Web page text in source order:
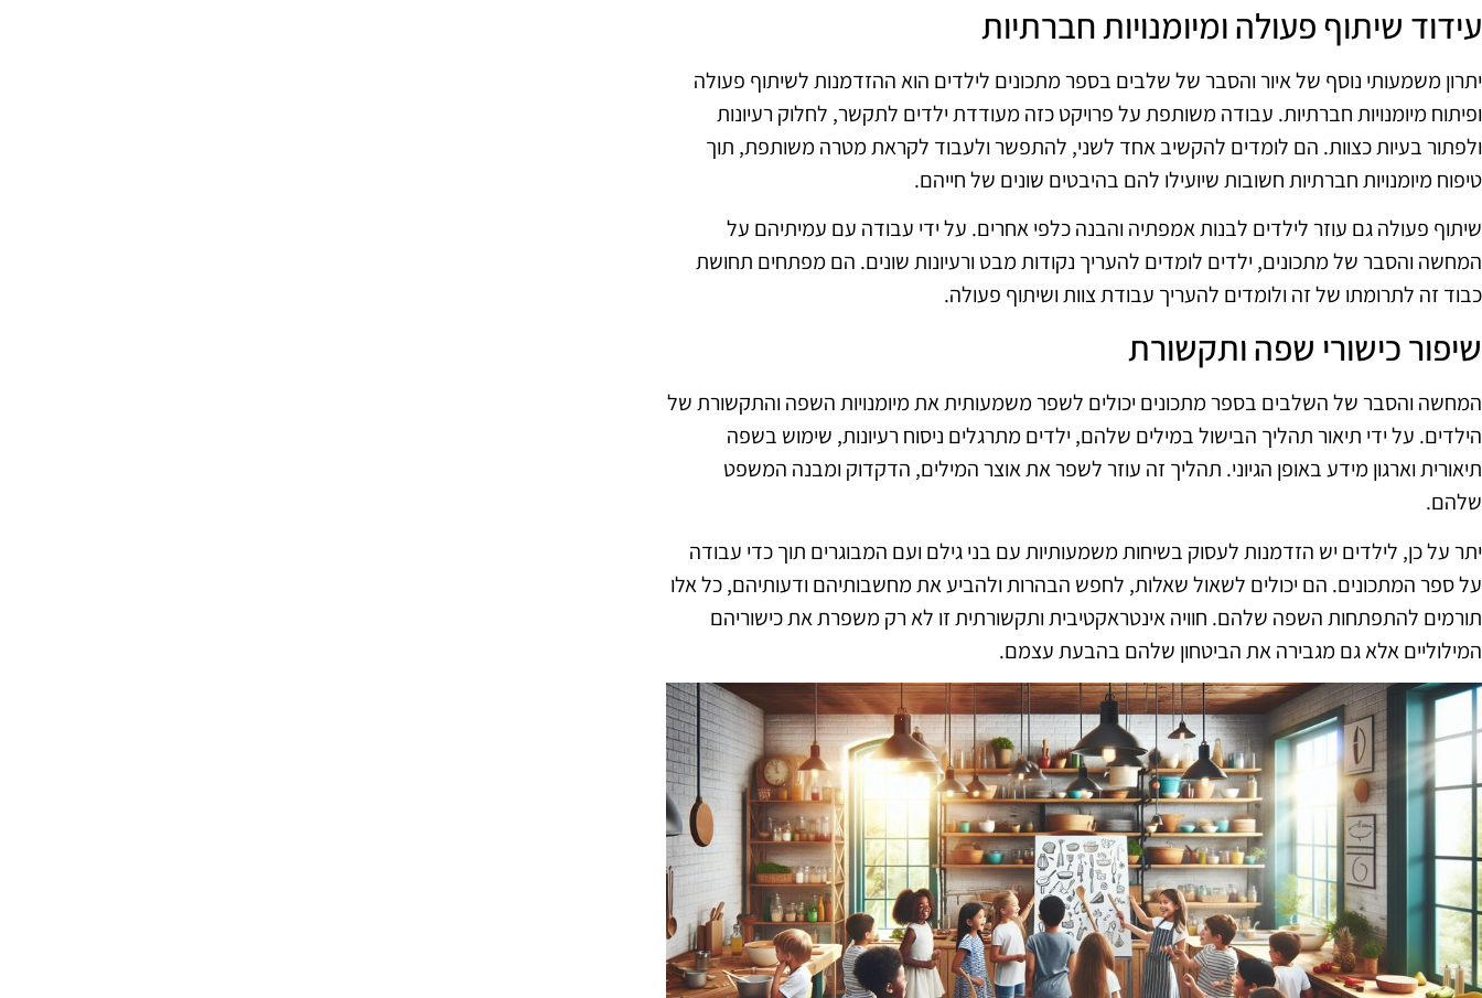
עידוד שיתוף פעולה ומיומנויות חברתיות
יתרון משמעותי נוסף של איור והסבר של שלבים בספר מתכונים לילדים הוא ההזדמנות לשיתוף פעולה
ופיתוח מיומנויות חברתיות. עבודה משותפת על פרויקט כזה מעודדת ילדים לתקשר, לחלוק רעיונות
ולפתור בעיות כצוות. הם לומדים להקשיב אחד לשני, להתפשר ולעבוד לקראת מטרה משותפת, תוך
טיפוח מיומנויות חברתיות חשובות שיועילו להם בהיבטים שונים של חייהם.
שיתוף פעולה גם עוזר לילדים לבנות אמפתיה והבנה כלפי אחרים. על ידי עבודה עם עמיתיהם על
המחשה והסבר של מתכונים, ילדים לומדים להעריך נקודות מבט ורעיונות שונים. הם מפתחים תחושת
כבוד זה לתרומתו של זה ולומדים להעריך עבודת צוות ושיתוף פעולה.
שיפור כישורי שפה ותקשורת
המחשה והסבר של השלבים בספר מתכונים יכולים לשפר משמעותית את מיומנויות השפה והתקשורת של
הילדים. על ידי תיאור תהליך הבישול במילים שלהם, ילדים מתרגלים ניסוח רעיונות, שימוש בשפה
תיאורית וארגון מידע באופן הגיוני. תהליך זה עוזר לשפר את אוצר המילים, הדקדוק ומבנה המשפט
שלהם.
יתר על כן, לילדים יש הזדמנות לעסוק בשיחות משמעותיות עם בני גילם ועם המבוגרים תוך כדי עבודה
על ספר המתכונים. הם יכולים לשאול שאלות, לחפש הבהרות ולהביע את מחשבותיהם ודעותיהם, כל אלו
תורמים להתפתחות השפה שלהם. חוויה אינטראקטיבית ותקשורתית זו לא רק משפרת את כישוריהם
המילוליים אלא גם מגבירה את הביטחון שלהם בהבעת עצמם.